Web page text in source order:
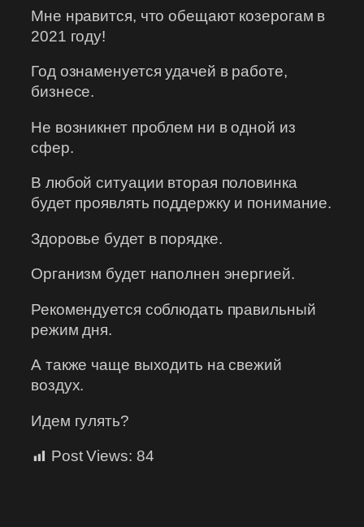
Мне нравится, что обещают козерогам в
2021 году!
Год ознаменуется удачей в работе,
бизнесе.
Не возникнет проблем ни в одной из
сфер.
В любой ситуации вторая половинка
будет проявлять поддержку и понимание.
Здоровье будет в порядке.
Организм будет наполнен энергией.
Рекомендуется соблюдать правильный
режим дня.
А также чаще выходить на свежий
воздух.
Идем гулять?
Post Views: 84